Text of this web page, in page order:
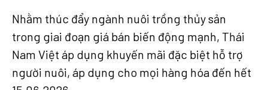
Nhằm thúc đẩy ngành nuôi trồng thủy sản
trong giai đoạn giá bán biến động mạnh, Thái
Nam Việt áp dụng khuyến mãi đặc biệt hỗ trợ
người nuôi, áp dụng cho mọi hàng hóa đến hết